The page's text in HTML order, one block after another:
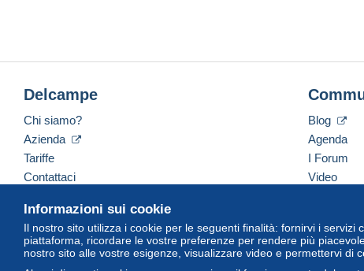
Informazioni sui cookie
Il nostro sito utilizza i cookie per le seguenti finalità: fornirvi i
piattaforma, ricordare le vostre preferenze per rendere più
nostro sito alle vostre esigenze, visualizzare video e permettervi di
Delcampe
Chi siamo?
Azienda
Tariffe
Contattaci
Blog
Agenda
I Forum
Video
Italiano USD America/Indiana/Vevay